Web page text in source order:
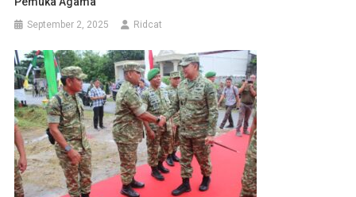
September 2, 2025 Ridcat